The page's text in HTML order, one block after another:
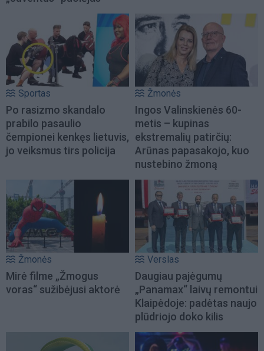
Sportas
Po rasizmo skandalo
prabilo pasaulio
čempionei kenkęs lietuvis,
jo veiksmus tirs policija
Žmonės
Ingos Valinskienės 60-
metis – kupinas
ekstremalių patirčių:
Arūnas papasakojo, kuo
nustebino žmoną
Žmonės
Mirė filme „Žmogus
voras“ sužibėjusi aktorė
Verslas
Daugiau pajėgumų
„Panamax“ laivų remontui
Klaipėdoje: padėtas naujo
plūdriojo doko kilis